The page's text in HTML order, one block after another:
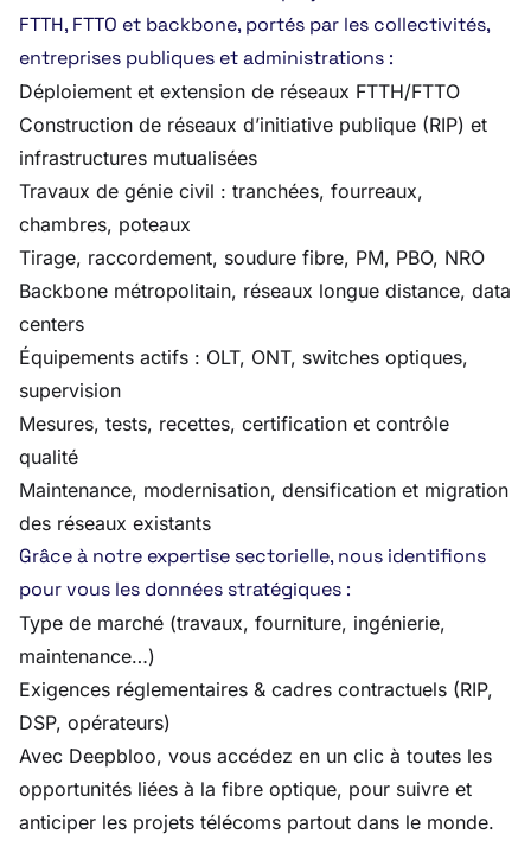
FTTH, FTTO et backbone, portés par les collectivités,
entreprises publiques et administrations :
Déploiement et extension de réseaux FTTH/FTTO
Construction de réseaux d’initiative publique (RIP) et
infrastructures mutualisées
Travaux de génie civil : tranchées, fourreaux,
chambres, poteaux
Tirage, raccordement, soudure fibre, PM, PBO, NRO
Backbone métropolitain, réseaux longue distance, data
centers
Équipements actifs : OLT, ONT, switches optiques,
supervision
Mesures, tests, recettes, certification et contrôle
qualité
Maintenance, modernisation, densification et migration
des réseaux existants
Grâce à notre expertise sectorielle, nous identifions
pour vous les données stratégiques :
Type de marché (travaux, fourniture, ingénierie,
maintenance…)
Exigences réglementaires & cadres contractuels (RIP,
DSP, opérateurs)
Avec Deepbloo, vous accédez en un clic à toutes les
opportunités liées à la fibre optique, pour suivre et
anticiper les projets télécoms partout dans le monde.